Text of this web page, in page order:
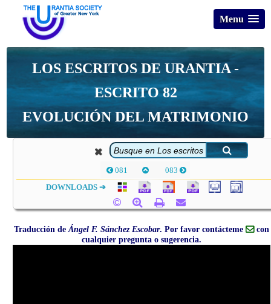
Menu
LOS ESCRITOS DE URANTIA -
ESCRITO 82
EVOLUCIÓN DEL MATRIMONIO
081 083
DOWNLOADS ➔
Traducción deÁngel F. Sánchez Escobar. Por favor contácteme
con
cualquier pregunta o sugerencia.